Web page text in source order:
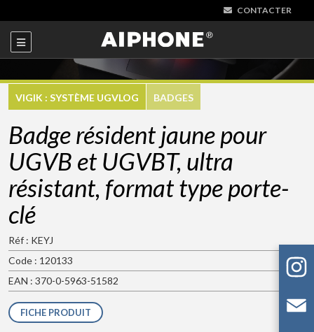
CONTACTER
VIGIK : SYSTÈME UGVLOG BADGES
Badge résident jaune pour
UGVB et UGVBT, ultra
résistant, format type porte-
clé
Réf : KEYJ
Code : 120133
EAN : 370-0-5963-51582
FICHE PRODUIT